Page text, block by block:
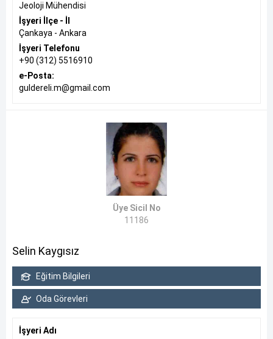
Jeoloji Mühendisi
İşyeri İlçe - İl
Çankaya - Ankara
İşyeri Telefonu
+90 (312) 5516910
e-Posta:
guldereli.m@gmail.com
Üye Sicil No
11186
Selin Kaygısız
Eğitim Bilgileri
Oda Görevleri
İşyeri Adı